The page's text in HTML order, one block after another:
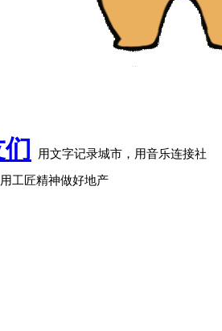
用文字记录城市，用音乐连接社
工匠精神做好地产